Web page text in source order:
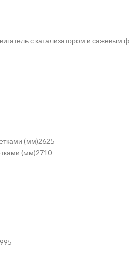
с катализатором и сажевым
(мм)2625
(мм)2710